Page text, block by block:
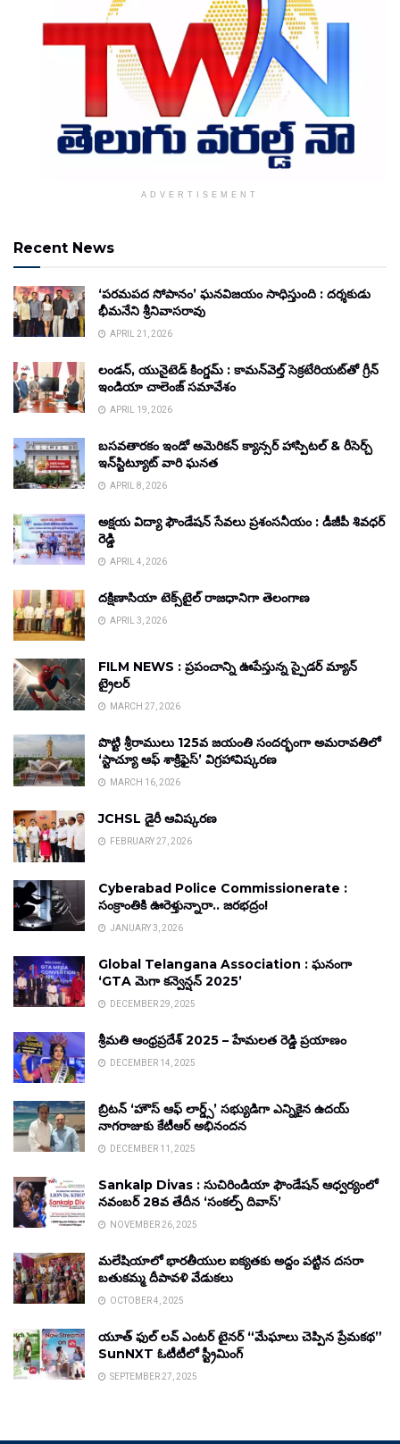
ADVERTISEMENT
Recent News
‘పరమపద సోపానం’ ఘనవిజయం సాధిస్తుంది : దర్శకుడు
భీమనేని శ్రీనివాసరావు
APRIL 21, 2026
లండన్, యునైటెడ్ కింగ్డమ్ : కామన్‌వెల్త్ సెక్రటేరియట్‌తో గ్రీన్
ఇండియా చాలెంజ్ సమావేశం
APRIL 19, 2026
బసవతారకం ఇండో అమెరికన్ క్యాన్సర్ హాస్పిటల్ & రీసెర్చ్
ఇన్‌స్టిట్యూట్ వారి ఘనత
APRIL 8, 2026
అక్షయ విద్యా ఫౌండేషన్ సేవలు ప్రశంసనీయం : డీజీపీ శివధర్
రెడ్డి
APRIL 4, 2026
దక్షిణాసియా టెక్స్‌టైల్ రాజధానిగా తెలంగాణ
APRIL 3, 2026
FILM NEWS : ప్రపంచాన్ని ఊపేస్తున్న స్పైడర్ మ్యాన్
ట్రైలర్
MARCH 27, 2026
పొట్టి శ్రీరాములు 125వ జయంతి సందర్భంగా అమరావతిలో
‘స్టాచ్యూ ఆఫ్ శాక్రిఫైస్’ విగ్రహావిష్కరణ
MARCH 16, 2026
JCHSL డైరీ ఆవిష్కరణ
FEBRUARY 27, 2026
Cyberabad Police Commissionerate :
సంక్రాంతికి ఊరెళ్తున్నారా.. జరభద్రం!
JANUARY 3, 2026
Global Telangana Association : ఘనంగా
‘GTA మెగా కన్వెన్షన్ 2025’
DECEMBER 29, 2025
శ్రీమతి ఆంధ్రప్రదేశ్ 2025 – హేమలత రెడ్డి ప్రయాణం
DECEMBER 14, 2025
బ్రిటన్ ‘హౌస్ ఆఫ్ లార్డ్స్’ సభ్యుడిగా ఎన్నికైన ఉదయ్
నాగరాజుకు కేటీఆర్ అభినందన
DECEMBER 11, 2025
Sankalp Divas : సుచిరిండియా ఫౌండేషన్ ఆధ్వర్యంలో
నవంబర్ 28వ తేదీన ‘సంకల్ప్ దివాస్’
NOVEMBER 26, 2025
మలేషియాలో భారతీయుల ఐక్యతకు అద్దం పట్టిన దసరా
బతుకమ్మ దీపావళి వేడుకలు
OCTOBER 4, 2025
యూత్ ఫుల్ లవ్ ఎంటర్ టైనర్ “మేఘాలు చెప్పిన ప్రేమకథ”
SunNXT ఓటీటీలో స్ట్రీమింగ్
SEPTEMBER 27, 2025